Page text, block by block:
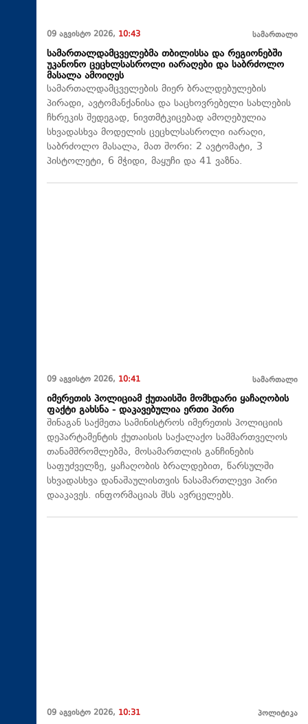
09 აგვისტო 2026, 10:43 სამართალი
სამართალდამცველებმა თბილისსა და რეგიონებში
უკანონო ცეცხლსასროლი იარაღები და საბრძოლო
მასალა ამოიღეს
სამართალდამცველების მიერ ბრალდებულების
პირადი, ავტომანქანისა და საცხოვრებელი სახლების
ჩხრეკის შედეგად, ნივთმტკიცებად ამოღებულია
სხვადასხვა მოდელის ცეცხლსასროლი იარაღი,
საბრძოლო მასალა, მათ შორი: 2 ავტომატი, 3
პისტოლეტი, 6 მჭიდი, მაყუჩი და 41 ვაზნა.
09 აგვისტო 2026, 10:41 სამართალი
იმერეთის პოლიციამ ქუთაისში მომხდარი ყაჩაღობის
ფაქტი გახსნა - დაკავებულია ერთი პირი
შინაგან საქმეთა სამინისტროს იმერეთის პოლიციის
დეპარტამენტის ქუთაისის საქალაქო სამმართველოს
თანამშრომლებმა, მოსამართლის განჩინების
საფუძველზე, ყაჩაღობის ბრალდებით, წარსულში
სხვადასხვა დანაშაულისთვის ნასამართლევი პირი
დააკავეს. ინფორმაციას შსს ავრცელებს.
09 აგვისტო 2026, 10:31 პოლიტიკა